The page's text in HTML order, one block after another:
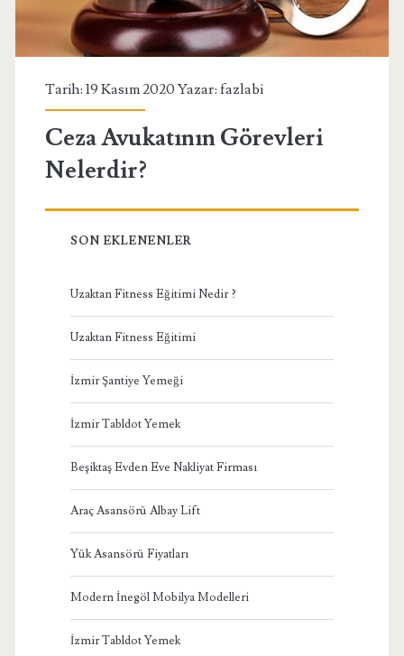
Tarih: 19 Kasım 2020 Yazar: fazlabi
Ceza Avukatının Görevleri
Nelerdir?
SON EKLENENLER
Uzaktan Fitness Eğitimi Nedir ?
Uzaktan Fitness Eğitimi
İzmir Şantiye Yemeği
İzmir Tabldot Yemek
Beşiktaş Evden Eve Nakliyat Firması
Araç Asansörü Albay Lift
Yük Asansörü Fiyatları
Modern İnegöl Mobilya Modelleri
İzmir Tabldot Yemek